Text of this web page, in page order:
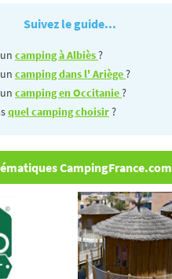
Suivez le guide...
camping à Albiès?
camping dans l' Ariège?
camping en Occitanie?
quel camping choisir?
CampingFrance.com